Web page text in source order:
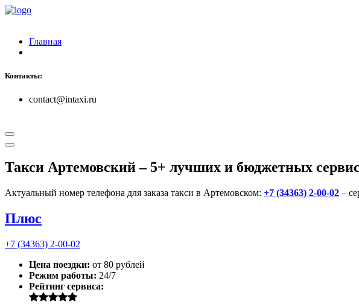
Главная
Контакты:
contact@intaxi.ru
Такси Артемовский– 5+ лучших и бюджетных
Актуальный номер телефона для заказа такси в Артемовском: +7 (34363) 2-00-02 –
Плюс
+7 (34363) 2-00-02
Цена поездки: от 80 рублей
Режим работы: 24/7
Рейтинг сервиса: